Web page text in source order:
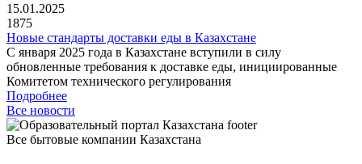
15.01.2025
1875
Новые стандарты доставки еды в Казахстане
С января 2025 года в Казахстане вступили в силу
обновленные требования к доставке еды, инициированные
Комитетом технического регулирования
Подробнее
Все новости
Все бытовые компании Казахстана